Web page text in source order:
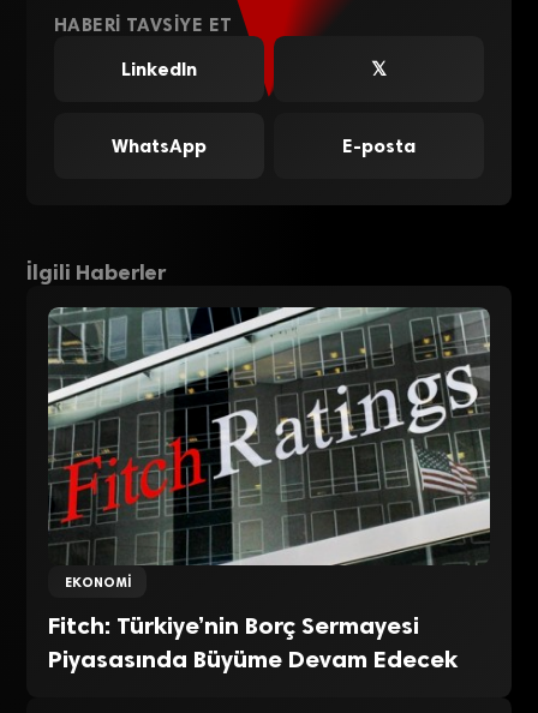
HABERI TAVSIYE ET
LinkedIn
𝕏
WhatsApp E-posta
İlgili Haberler
EKONOMI
Fitch: Türkiye’nin Borç Sermayesi
Piyasasında Büyüme Devam Edecek